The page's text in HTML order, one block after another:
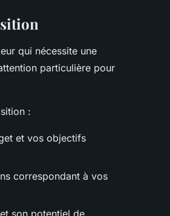
qui nécessite une
particulière pour
:
et vos objectifs
correspondant à vos